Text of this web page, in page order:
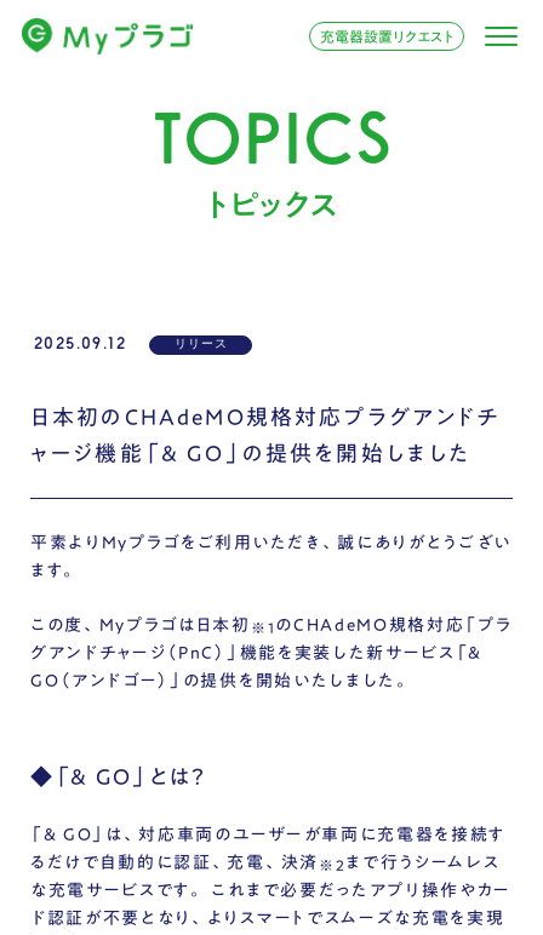
充電器設置リクエスト
TOPICS
トピックス
2025.09.12 リリース
日本初のCHAdeMO規格対応プラグアンドチ
ャージ機能「& GO」の提供を開始しました
平素よりMyプラゴをご利用いただき、誠にありがとうござい
ます。
この度、Myプラゴは 日本初 ※1 のCHAdeMO規格対応「プラ
グアンドチャージ（PnC）」機能 を実装した新サービス
「&
GO（アンドゴー）」 の提供を開始いたしました。
◆「& GO」とは？
「& GO」は、対応車両のユーザーが車両に充電器を接続す
るだけで自動的に認証、充電、決済 ※2 まで行うシームレス
な充電サービスです。 これまで必要だったアプリ操作やカー
ド認証が不要となり、 よりスマートでスムーズな充電 を実現